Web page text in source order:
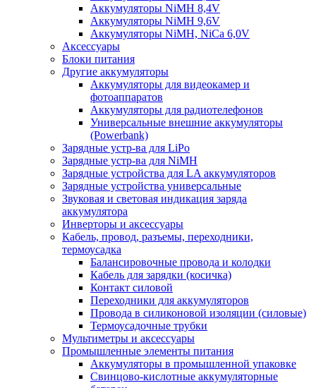
Аккумуляторы NiMH 8,4V
Аккумуляторы NiMH 9,6V
Аккумуляторы NiMH, NiCa 6,0V
Аксессуары
Блоки питания
Другие аккумуляторы
Аккумуляторы для видеокамер и
фотоаппаратов
Аккумуляторы для радиотелефонов
Универсальные внешние аккумуляторы
(Powerbank)
Зарядные устр-ва для LiPo
Зарядные устр-ва для NiMH
Зарядные устройства для LA аккумуляторов
Зарядные устройства универсальные
Звуковая и световая индикация заряда
аккумулятора
Инверторы и аксессуары
Кабель, провод, разъемы, переходники,
термоусадка
Балансировочные провода и колодки
Кабель для зарядки (косичка)
Контакт силовой
Переходники для аккумуляторов
Провода в силиконовой изоляции (силовые)
Термоусадочные трубки
Мультиметры и аксессуары
Промышленные элементы питания
Аккумуляторы в промышленной упаковке
Свинцово-кислотные аккумуляторные